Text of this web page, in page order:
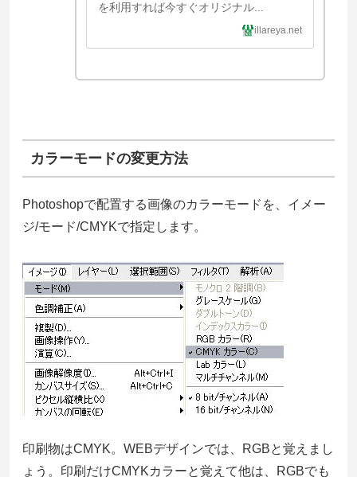
を利用すれば今すぐオリジナル...
illareya.net
カラーモードの変更方法
Photoshopで配置する画像のカラーモードを、イメー
ジ/モード/CMYKで指定します。
印刷物はCMYK。WEBデザインでは、RGBと覚えまし
ょう。印刷だけCMYKカラーと覚えて他は、RGBでも